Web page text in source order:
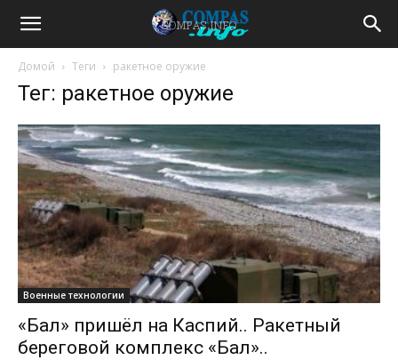
Домой Теги ракетное оружие
Тег: ракетное оружие
Военные технологии
«Бал» пришёл на Каспий.. Ракетный
береговой комплекс «Бал»..